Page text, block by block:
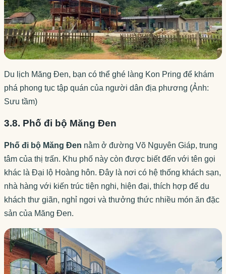
Du lịch Măng Đen, bạn có thể ghé làng Kon Pring để khám
phá phong tục tập quán của người dân địa phương (Ảnh:
Sưu tầm)
3.8. Phố đi bộ Măng Đen
Phố đi bộ Măng Đen nằm ở đường Võ Nguyên Giáp, trung
tâm của thị trấn. Khu phố này còn được biết đến với tên gọi
khác là Đại lộ Hoàng hôn. Đây là nơi có hệ thống khách sạn,
nhà hàng với kiến trúc tiện nghi, hiện đại, thích hợp để du
khách thư giãn, nghỉ ngơi và thưởng thức nhiều món ăn đặc
sản của Măng Đen.